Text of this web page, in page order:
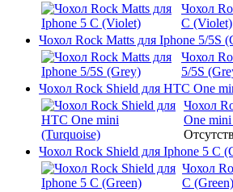
Чохол
C (Violet)
Чохол Rock Matts для Iphone 5/5S
Чохол
5/5S
Чохол Rock Shield для HTC One
Чохол
One
Чохол Rock Shield для Iphone 5 C
Чохол
C (Green)